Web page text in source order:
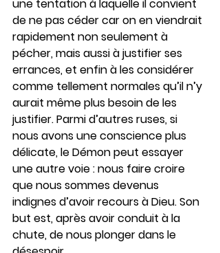
une tentation à laquelle il convient
de ne pas céder car on en viendrait
rapidement non seulement à
pécher, mais aussi à justifier ses
errances, et enfin à les considérer
comme tellement normales qu’il n’y
aurait même plus besoin de les
justifier. Parmi d’autres ruses, si
nous avons une conscience plus
délicate, le Démon peut essayer
une autre voie : nous faire croire
que nous sommes devenus
indignes d’avoir recours à Dieu. Son
but est, après avoir conduit à la
chute, de nous plonger dans le